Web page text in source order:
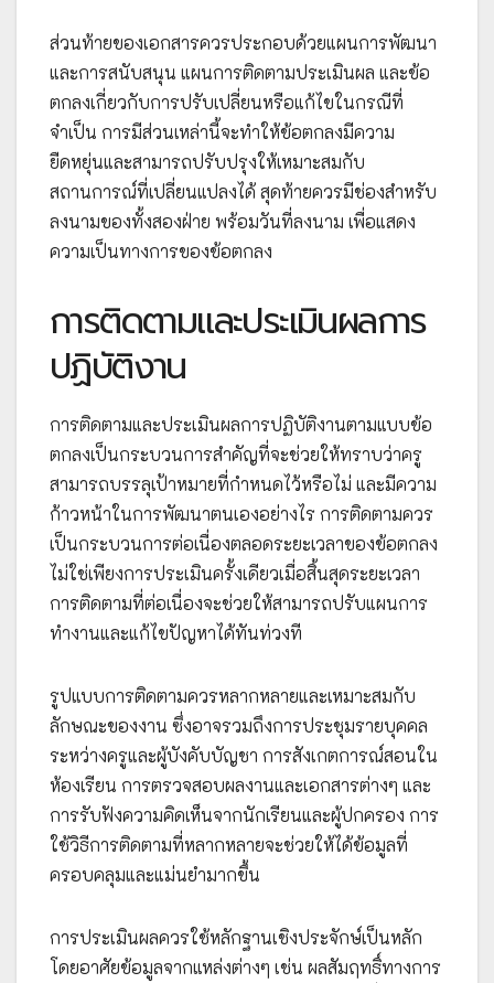
ส่วนท้ายของเอกสารควรประกอบด้วยแผนการพัฒนา
และการสนับสนุน แผนการติดตามประเมินผล และข้อ
ตกลงเกี่ยวกับการปรับเปลี่ยนหรือแก้ไขในกรณีที่
จำเป็น การมีส่วนเหล่านี้จะทำให้ข้อตกลงมีความ
ยืดหยุ่นและสามารถปรับปรุงให้เหมาะสมกับ
สถานการณ์ที่เปลี่ยนแปลงได้ สุดท้ายควรมีช่องสำหรับ
ลงนามของทั้งสองฝ่าย พร้อมวันที่ลงนาม เพื่อแสดง
ความเป็นทางการของข้อตกลง
การติดตามและประเมินผลการ
ปฏิบัติงาน
การติดตามและประเมินผลการปฏิบัติงานตามแบบข้อ
ตกลงเป็นกระบวนการสำคัญที่จะช่วยให้ทราบว่าครู
สามารถบรรลุเป้าหมายที่กำหนดไว้หรือไม่ และมีความ
ก้าวหน้าในการพัฒนาตนเองอย่างไร การติดตามควร
เป็นกระบวนการต่อเนื่องตลอดระยะเวลาของข้อตกลง
ไม่ใช่เพียงการประเมินครั้งเดียวเมื่อสิ้นสุดระยะเวลา
การติดตามที่ต่อเนื่องจะช่วยให้สามารถปรับแผนการ
ทำงานและแก้ไขปัญหาได้ทันท่วงที
รูปแบบการติดตามควรหลากหลายและเหมาะสมกับ
ลักษณะของงาน ซึ่งอาจรวมถึงการประชุมรายบุคคล
ระหว่างครูและผู้บังคับบัญชา การสังเกตการณ์สอนใน
ห้องเรียน การตรวจสอบผลงานและเอกสารต่างๆ และ
การรับฟังความคิดเห็นจากนักเรียนและผู้ปกครอง การ
ใช้วิธีการติดตามที่หลากหลายจะช่วยให้ได้ข้อมูลที่
ครอบคลุมและแม่นยำมากขึ้น
การประเมินผลควรใช้หลักฐานเชิงประจักษ์เป็นหลัก
โดยอาศัยข้อมูลจากแหล่งต่างๆ เช่น ผลสัมฤทธิ์ทางการ